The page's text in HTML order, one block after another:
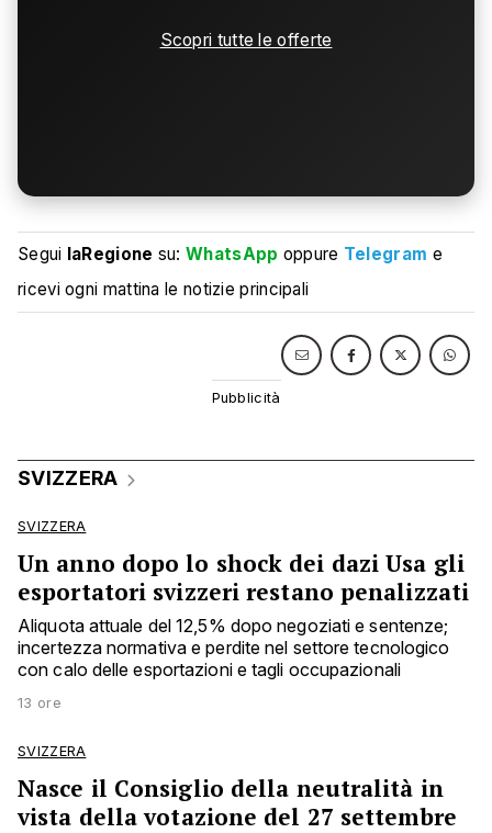
Scopri tutte le offerte
Segui laRegione su:WhatsApp oppure Telegram e
ricevi ogni mattina le notizie principali
SVIZZERA
SVIZZERA
Un anno dopo lo shock dei dazi Usa gli
esportatori svizzeri restano penalizzati
Aliquota attuale del 12,5% dopo negoziati e sentenze;
incertezza normativa e perdite nel settore tecnologico
con calo delle esportazioni e tagli occupazionali
13 ore
SVIZZERA
Nasce il Consiglio della neutralità in
vista della votazione del 27 settembre